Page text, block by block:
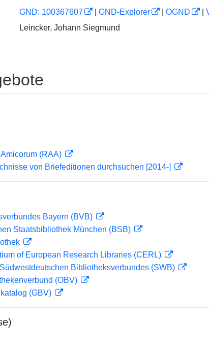
GND: 100367607 GND-Explorer OGND
Leincker, Johann Siegmund
(RAA)
von Briefeditionen durchsuchen [2014-]
Bayern (BVB)
Staatsbibliothek München (BSB)
of European Research Libraries (CERL)
Bibliotheksverbundes (SWB)
(OBV)
(GBV)